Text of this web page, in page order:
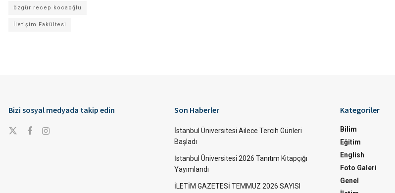
özgür recep kocaoğlu
İletişim Fakültesi
Bizi sosyal medyada takip edin Son Haberler
İstanbul Üniversitesi Ailece Tercih Günleri
Başladı
İstanbul Üniversitesi 2026 Tanıtım Kitapçığı
Yayımlandı
İLETİM GAZETESİ TEMMUZ 2026 SAYISI
Kategoriler
Bilim
Eğitim
English
Foto Galeri
Genel